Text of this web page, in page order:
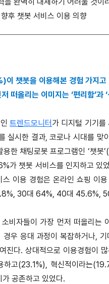
을 완벽히 대체하기 어려울 것이
후 챗봇 서비스 이용 의향
챗봇을 이용해본 경험 가지고
떠올리는 이미지는 ‘편리함’과 ‘
인트렌드모니터 가 디지털 기기
실시한 결과, 코로나 시대를 맞
한 채팅로봇 프로그램인 ‘챗
가 챗봇 서비스를 인지하고
스 이용 경험은 온라인 쇼핑
30대 64%, 40대 45.6%,
비자들이 가장 먼저 떠올리
우 응대 과정이 복잡하거나,
진다. 상대적으로 이용경험이
하고(23.1%), 혁신적이라는
공존하고 있었다.